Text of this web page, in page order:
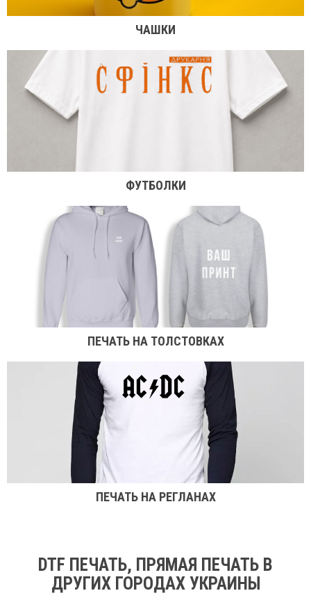
ЧАШКИ
ФУТБОЛКИ
ПЕЧАТЬ НА ТОЛСТОВКАХ
ПЕЧАТЬ НА РЕГЛАНАХ
DTF ПЕЧАТЬ, ПРЯМАЯ ПЕЧАТЬ В
ДРУГИХ ГОРОДАХ УКРАИНЫ